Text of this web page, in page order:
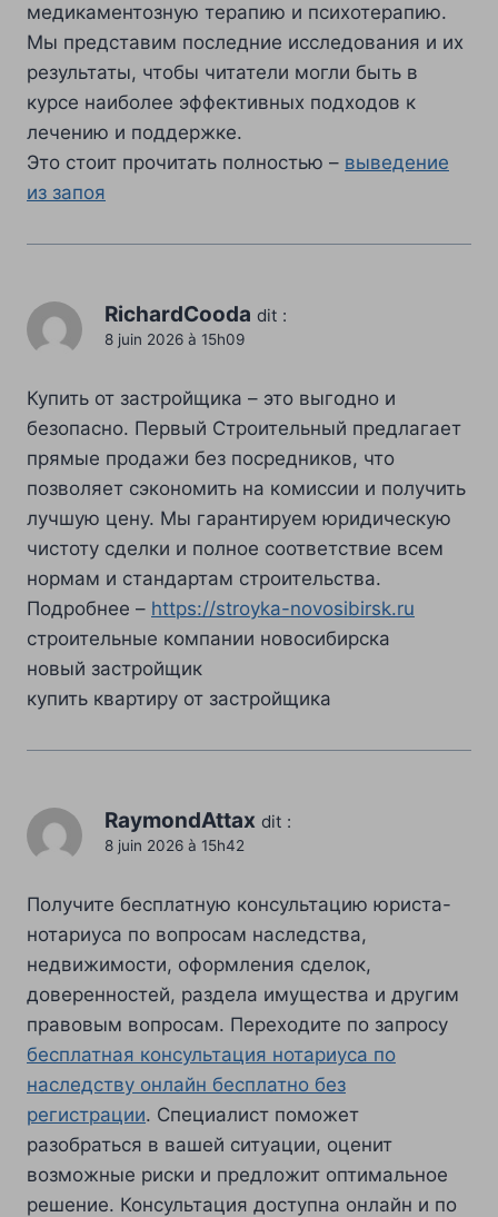
медикаментозную терапию и психотерапию.
Мы представим последние исследования и их
результаты, чтобы читатели могли быть в
курсе наиболее эффективных подходов к
лечению и поддержке.
Это стоит прочитать полностью – выведение
из запоя
RichardCooda dit :
8 juin 2026 à 15h09
Купить от застройщика – это выгодно и
безопасно. Первый Строительный предлагает
прямые продажи без посредников, что
позволяет сэкономить на комиссии и получить
лучшую цену. Мы гарантируем юридическую
чистоту сделки и полное соответствие всем
нормам и стандартам строительства.
Подробнее – https://stroyka-novosibirsk.ru
строительные компании новосибирска
новый застройщик
купить квартиру от застройщика
RaymondAttax dit :
8 juin 2026 à 15h42
Получите бесплатную консультацию юриста-
нотариуса по вопросам наследства,
недвижимости, оформления сделок,
доверенностей, раздела имущества и другим
правовым вопросам. Переходите по запросу
бесплатная консультация нотариуса по
наследству онлайн бесплатно без
регистрации. Специалист поможет
разобраться в вашей ситуации, оценит
возможные риски и предложит оптимальное
решение. Консультация доступна онлайн и по